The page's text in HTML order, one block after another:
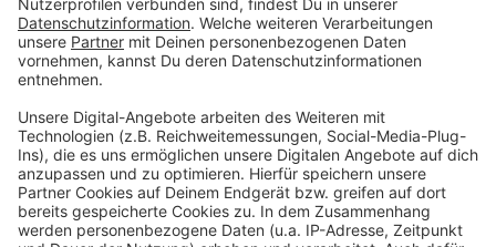
Fahrradstellplätze an Haltestellen
Mehr Infos auch auf der interaktiven Netzkarte
der Rheinbahn
Anzeige